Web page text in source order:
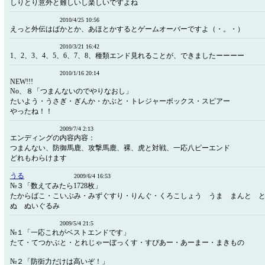
しりとり意外と難しいし楽しいですよね
2010/4/25 10:56
えっと外伝はばかとか、あほとかするとゲームオーバーですよ（・。・）
2010/3/21 16:42
1、2、3、4、5、6、7、8、種類エンド見れることが、できましたーーーー
2010/1/16 20:14
NEW!!!
No、８「つまんないのでやりなおし」
たいよう・うさぎ・ぎんか・かぶと・トレジャーボックス・スピアー
やったね！！
2009/7/4 2:13
エンディングの内容内容：
つまんない、防御馬鹿、攻撃馬鹿、裸、虎と対戦、一応八ピーエンド
どれもわらけます
うる 2009/6/4 16:53
№３「数えてみたら1728枚」
たからばこ・こいぶみ・みずぐすり・りんぐ・くろこしょう うま まんと
ぬ ぬいぐるみ
2009/5/4 21:5
№１「一応これがベストエンドです」
たて・てつかぶと・とれじゃーぼっくす・すぴあー・あーまー・まきもの
№２「防衘力だけは高いぞ！」